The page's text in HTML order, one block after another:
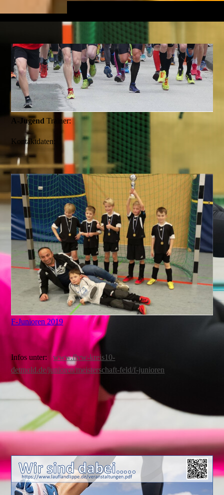
A-JugendTrainer:
Kontaktdaten:
F-Junioren 2019
Infos unter:www.flvw-kreis10-
detmold.de/junioren/meisterschaft-feld/f-junioren